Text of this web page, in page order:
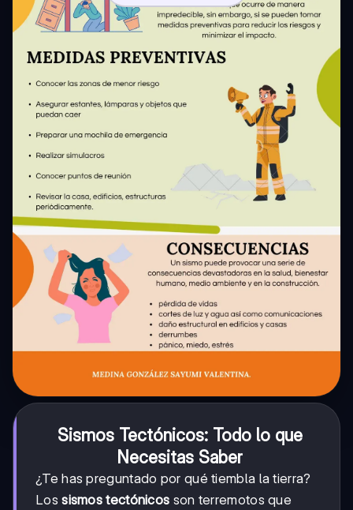
Sismos Tectónicos: Todo lo que
Necesitas Saber
¿Te has preguntado por qué tiembla la tierra?
Lossismos tectónicos son terremotos que